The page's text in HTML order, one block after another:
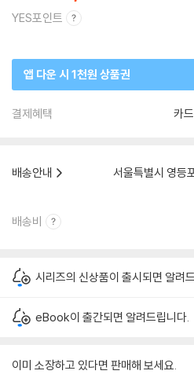
YES포인트
앱 다운 시 1천원 상품권
결제혜택 카
배송안내
서울특별시 영등
배송비
시리즈의 신상품이 출시되면 알려
eBook이 출간되면 알려드립니다.
이미 소장하고 있다면 판매해 보세요.